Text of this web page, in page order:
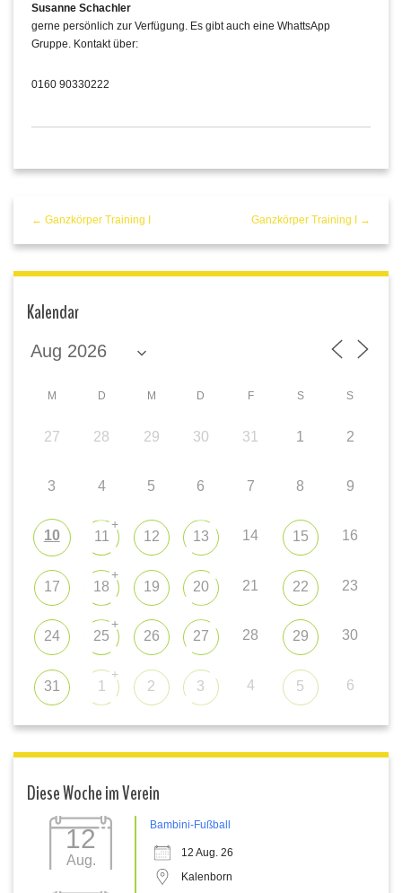
Susanne Schachler
gerne persönlich zur Verfügung. Es gibt auch eine WhattsApp
Gruppe. Kontakt über:
0160 90330222
← Ganzkörper Training I Ganzkörper Training I →
Kalendar
M D M D F S S
27 28 29 30 31 1 2
3 4 5 6 7 8 9
10 11
+
12 13 14 15 16
17 18
+
19 20 21 22 23
24 25
+
26 27 28 29 30
31 1
+
2 3 4 5 6
Diese Woche im Verein
12
Aug.
Bambini-Fußball
12 Aug. 26
Kalenborn